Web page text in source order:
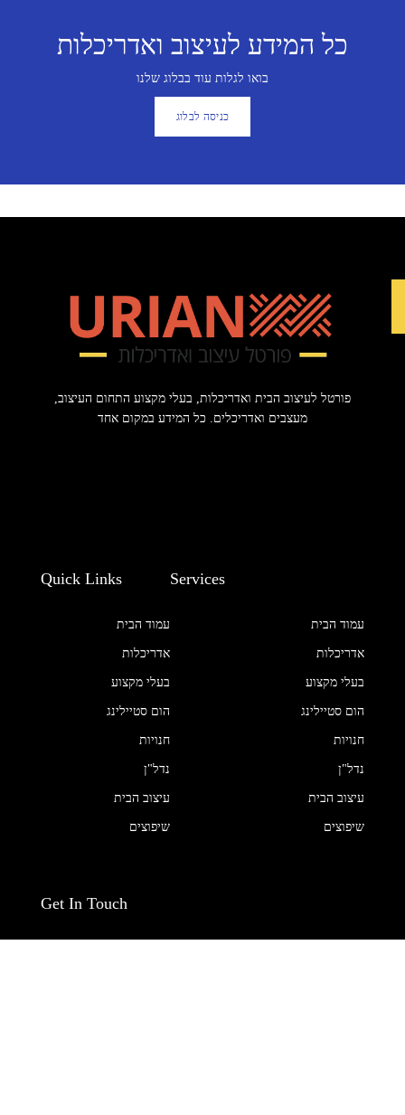
כל המידע לעיצוב ואדריכלות
בואו לגלות עוד בבלוג שלנו
כניסה לבלוג
פורטל לעיצוב הבית ואדריכלות, בעלי מקצוע התחום העיצוב,
מעצבים ואדריכלים. כל המידע במקום אחד
Services
עמוד הבית
אדריכלות
בעלי מקצוע
הום סטיילינג
חנויות
נדל"ן
עיצוב הבית
שיפוצים
Quick Links
עמוד הבית
אדריכלות
בעלי מקצוע
הום סטיילינג
חנויות
נדל"ן
עיצוב הבית
שיפוצים
Get In Touch